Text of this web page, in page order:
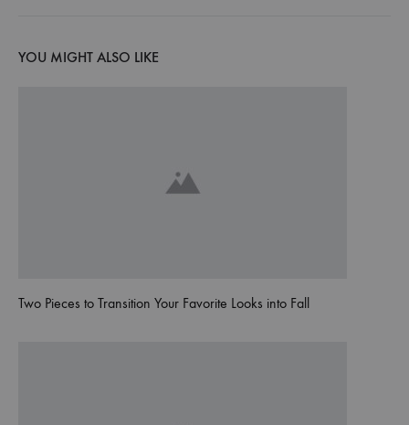
YOU MIGHT ALSO LIKE
Two Pieces to Transition Your Favorite Looks into Fall